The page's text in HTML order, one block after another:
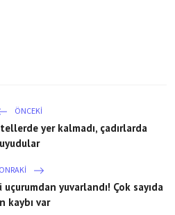
ÖNCEKI
yer kalmadı, çadırlarda
uyudular
yuvarlandı! Çok sayıda
kaybı var